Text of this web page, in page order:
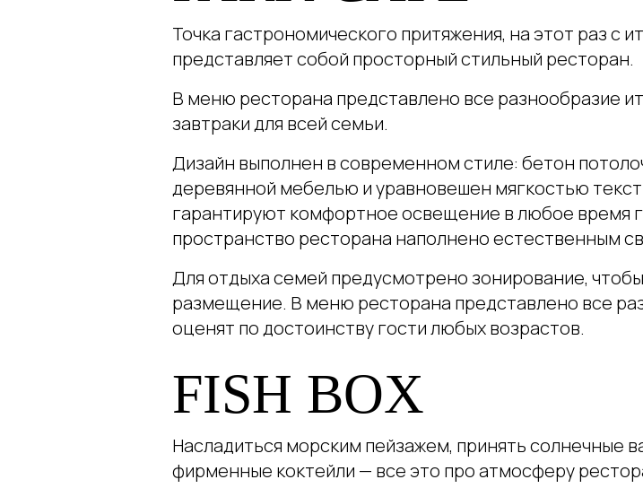
Точка гастрономического притяжения, на этот раз с
представляет собой просторный стильный ресторан.
В меню ресторана представлено все разнообразие
завтраки для всей семьи.
Дизайн выполнен в современном стиле: бетон
деревянной мебелью и уравновешен мягкостью
гарантируют комфортное освещение в любое время
пространство ресторана наполнено естественным
Для отдыха семей предусмотрено зонирование,
размещение. В меню ресторана представлено все
оценят по достоинству гости любых возрастов.
FISH BOX
Насладиться морским пейзажем, принять солнечные
фирменные коктейли — все это про атмосферу